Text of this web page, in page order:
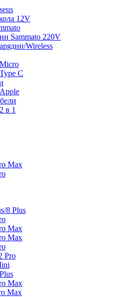
12V
Sammato 220V
Wireless
C
в 1
Max
8 Plus
Max
Max
Pro
Max
Max